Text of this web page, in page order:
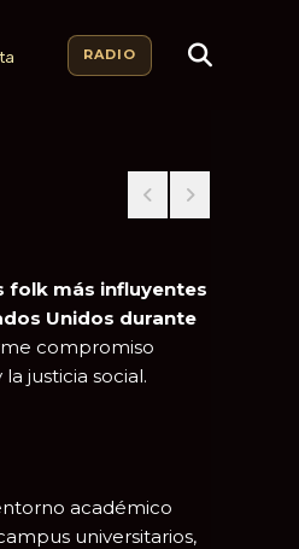
RADIO
folk más influyentes
Unidos durante
compromiso
justicia social.
académico
universitarios,